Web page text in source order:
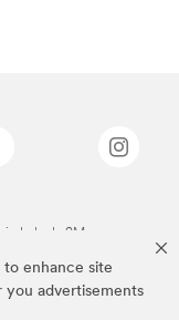
to enhance site
you advertisements
da 3M.